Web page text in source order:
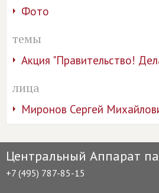
Фото
темы
Акция "Правительство!
лица
Миронов Сергей
Центральный Аппарат
+7 (495) 787-85-15